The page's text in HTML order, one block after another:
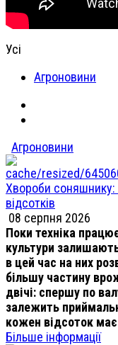
Усі
Агроновини
Агроновини
Хвороби
відсотків
08 серпня 2026
Поки техніка
культури
в цей час на них
більшу частину
двічі: спершу по
залежить
кожен відсоток
Більше інформації